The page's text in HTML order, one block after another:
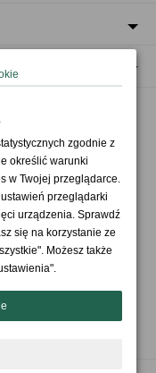
zgodnie z
określić warunki
w Twojej przeglądarce.
przeglądarki
urządzenia. Sprawdź
się na korzystanie ze
Możesz także